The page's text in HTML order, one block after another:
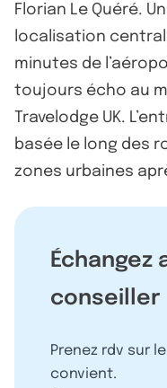
Florian Le Quéré.
localisation
minutes de
toujours écho au
Travelodge UK.
basée le long des
zones urbaines
Échangez
conseiller
Prenez rdv sur
convient.